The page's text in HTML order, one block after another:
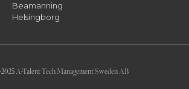
Beamanning
Helsingborg
A-Talent Tech Management Sweden AB